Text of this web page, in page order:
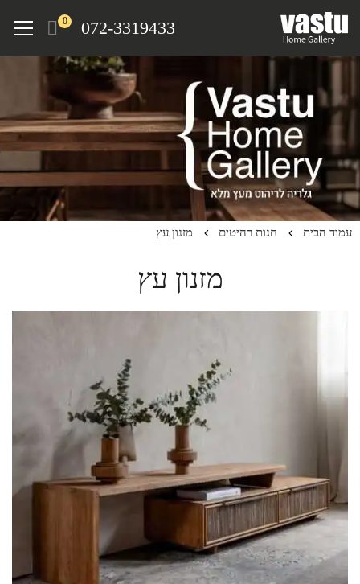
072-3319433
0
Menu
עמוד הבית חנות רהיטים מזנון עץ
מזנון עץ